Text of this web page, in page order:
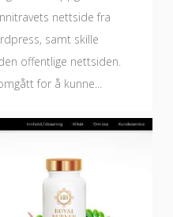
nettside fra
samt skille
offentlige nettsiden.
for å kunne...